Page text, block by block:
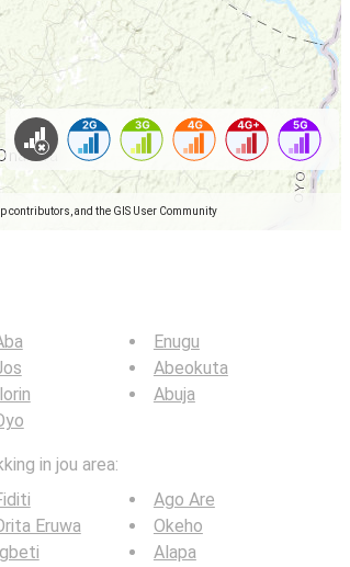
contributors, and the GIS User Community
Enugu
Abeokuta
Abuja
in jou area:
Eruwa
Ago Are
Okeho
Alapa